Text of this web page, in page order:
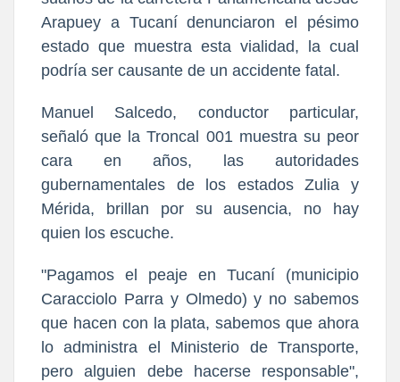
Arapuey a Tucaní denunciaron el pésimo
estado que muestra esta vialidad, la cual
podría ser causante de un accidente fatal.
Manuel Salcedo, conductor particular,
señaló que la Troncal 001 muestra su peor
cara en años, las autoridades
gubernamentales de los estados Zulia y
Mérida, brillan por su ausencia, no hay
quien los escuche.
"Pagamos el peaje en Tucaní (municipio
Caracciolo Parra y Olmedo) y no sabemos
que hacen con la plata, sabemos que ahora
lo administra el Ministerio de Transporte,
pero alguien debe hacerse responsable",